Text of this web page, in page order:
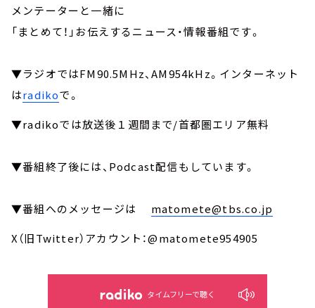
メンテーターと一緒に
「まとめて！」お伝えするニュース・情報番組です。
▼ラジオではFM90.5MHz、AM954kHz。インターネット
はradikoで。
▼radikoでは放送後１週間まで/首都圏エリア無料
▼番組終了後には、Podcast配信もしています。
▼番組へのメッセージは matomete@tbs.co.jp
X（旧Twitter）アカウント：@matomete954905
タイムフリーで聴く